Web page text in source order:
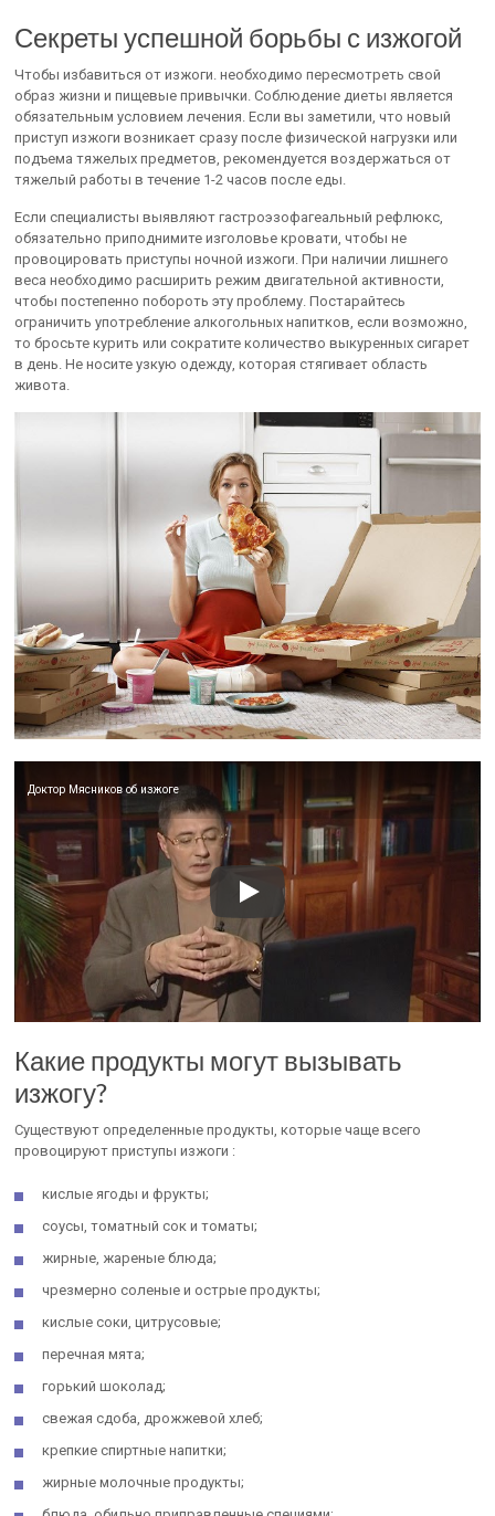
Секреты успешной борьбы с изжогой
Чтобы избавиться от изжоги. необходимо пересмотреть свой
образ жизни и пищевые привычки. Соблюдение диеты является
обязательным условием лечения. Если вы заметили, что новый
приступ изжоги возникает сразу после физической нагрузки или
подъема тяжелых предметов, рекомендуется воздержаться от
тяжелый работы в течение 1-2 часов после еды.
Если специалисты выявляют гастроэзофагеальный рефлюкс,
обязательно приподнимите изголовье кровати, чтобы не
провоцировать приступы ночной изжоги. При наличии лишнего
веса необходимо расширить режим двигательной активности,
чтобы постепенно побороть эту проблему. Постарайтесь
ограничить употребление алкогольных напитков, если возможно,
то бросьте курить или сократите количество выкуренных сигарет
в день. Не носите узкую одежду, которая стягивает область
живота.
Доктор Мясников об изжоге
Какие продукты могут вызывать
изжогу?
Существуют определенные продукты, которые чаще всего
провоцируют приступы изжоги :
кислые ягоды и фрукты;
соусы, томатный сок и томаты;
жирные, жареные блюда;
чрезмерно соленые и острые продукты;
кислые соки, цитрусовые;
перечная мята;
горький шоколад;
свежая сдоба, дрожжевой хлеб;
крепкие спиртные напитки;
жирные молочные продукты;